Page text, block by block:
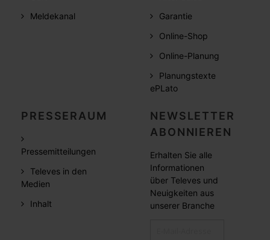
Meldekanal
Garantie
Online-Shop
Online-Planung
Planungstexte
ePLato
PRESSERAUM
Pressemitteilungen
Televes in den
Medien
Inhalt
NEWSLETTER
ABONNIEREN
Erhalten Sie alle
Informationen
über Televes und
Neuigkeiten aus
unserer Branche